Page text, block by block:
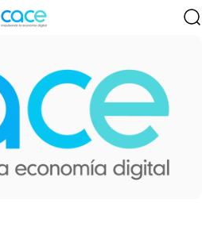
CACE | Cámara Argentina de